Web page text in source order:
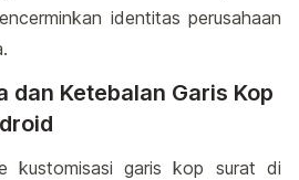
identitas perusahaan
dan Ketebalan Garis Kop
kustomisasi garis kop surat di